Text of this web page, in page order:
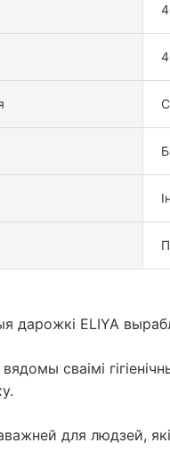
дарожкі ELIYA
сваімі
для людзей,